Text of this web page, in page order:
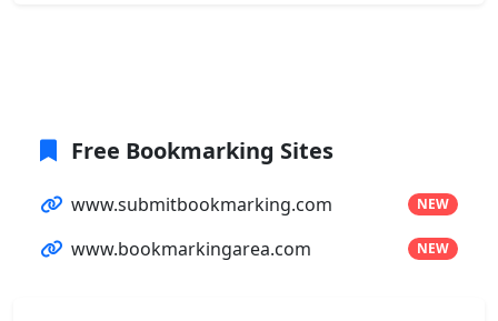
Free Bookmarking Sites
www.submitbookmarking.com NEW
www.bookmarkingarea.com NEW